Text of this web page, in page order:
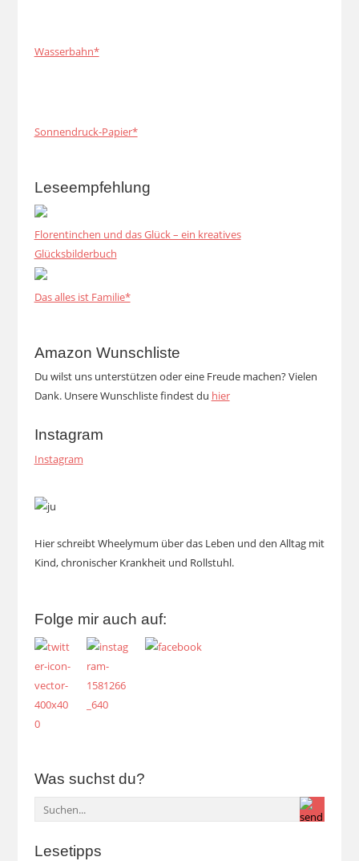
Wasserbahn*
Sonnendruck-Papier*
Leseempfehlung
Florentinchen und das Glück – ein kreatives
Glücksbilderbuch
Das alles ist Familie*
Amazon Wunschliste
Du wilst uns unterstützen oder eine Freude machen? Vielen
Dank. Unsere Wunschliste findest du hier
Instagram
Instagram
Hier schreibt Wheelymum über das Leben und den Alltag mit
Kind, chronischer Krankheit und Rollstuhl.
Folge mir auch auf:
Was suchst du?
Lesetipps